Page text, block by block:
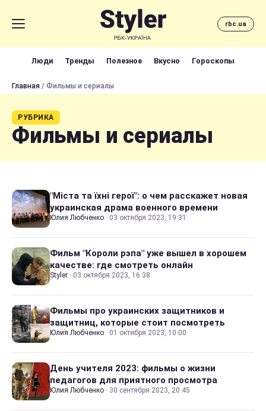
rbc.ua
Люди Тренды Полезное Вкусно Гороскопы
Главная / Фильмы и сериалы
РУБРИКА
Фильмы и сериалы
"Міста та їхні герої": о чем расскажет новая
украинская драма военного времени
Юлия Любченко · 03 октября 2023, 19:31
Фильм "Короли рэпа" уже вышел в хорошем
качестве: где смотреть онлайн
Styler · 03 октября 2023, 16:38
Фильмы про украинских защитников и
защитниц, которые стоит посмотреть
Юлия Любченко · 01 октября 2023, 10:00
День учителя 2023: фильмы о жизни
педагогов для приятного просмотра
Юлия Любченко · 30 сентября 2023, 20:45